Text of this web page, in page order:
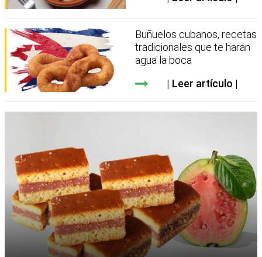
Buñuelos cubanos, recetas
tradicionales que te harán
agua la boca
Leer artículo